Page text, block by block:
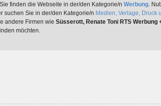
finden die Webseite in der/den Kategorie/n Werbung.
suchen Sie in der/den Kategorie/n Medien, Verlage, Druck
andere Firmen wie Süsserott, Renate Toni RTS Werbung
möchten.